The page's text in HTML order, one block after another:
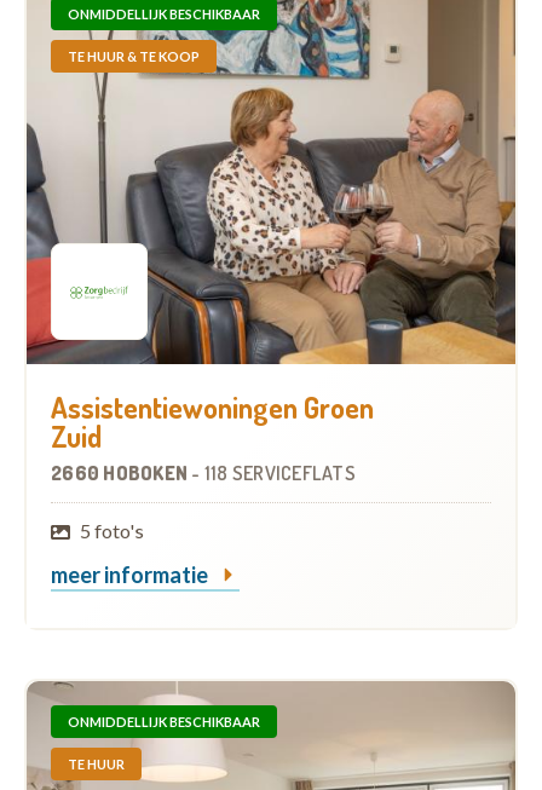
ONMIDDELLIJK BESCHIKBAAR
TE HUUR & TE KOOP
Assistentiewoningen Groen
Zuid
2660 HOBOKEN - 118 SERVICEFLATS
5 foto's
meer informatie
ONMIDDELLIJK BESCHIKBAAR
TE HUUR